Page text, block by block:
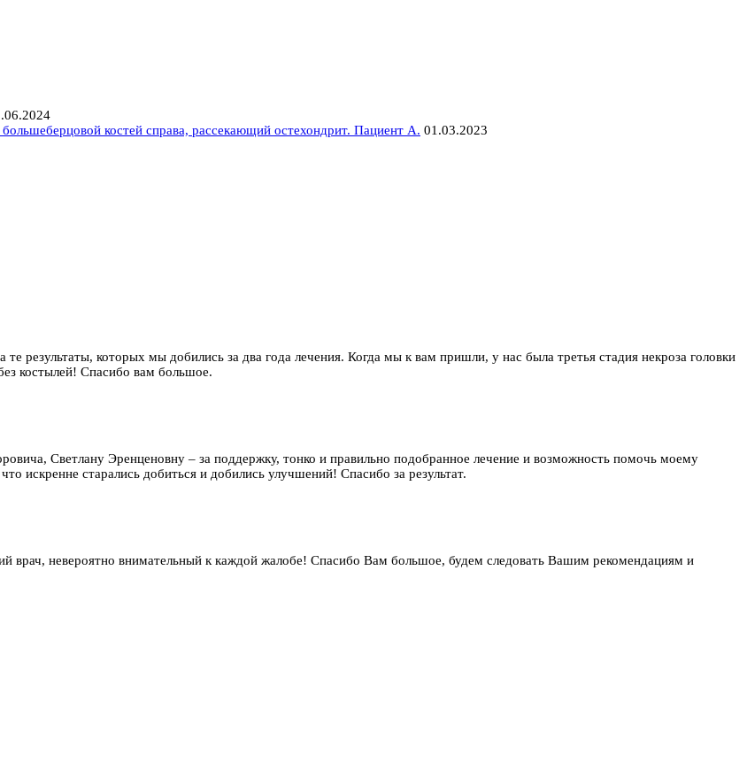
костей справа, рассекающий остехондрит. Пациент А. 01.03.2023
результаты, которых мы добились за два года лечения. Когда мы к вам пришли, у нас была третья стадия некроза головки
костылей! Спасибо вам большое.
Светлану Эренценовну – за поддержку, тонко и правильно подобранное лечение и возможность помочь моему
искренне старались добиться и добились улучшений! Спасибо за результат.
врач, невероятно внимательный к каждой жалобе! Спасибо Вам большое, будем следовать Вашим рекомендациям и